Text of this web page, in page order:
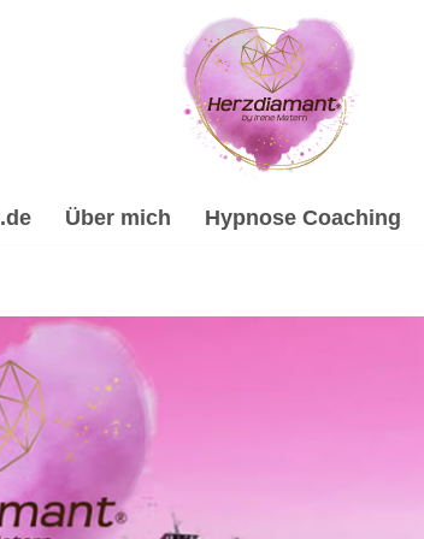
Über mich Hypnose Coaching
Energiearbeit & Reiki,
Coach & psychologische Beraterin für
oder ✔️ Spirituelles Coaching. Ich